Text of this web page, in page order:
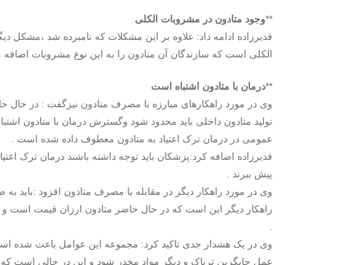
**وجود متادون در مشروبات الکلی
قدیرزاده ادامه داد: علاوه بر این مشکلات که نامبرده شد ،مشکل
الکلی است که سازندگان آن متادون را به این نوع مشروبات اضافه
**درمان با متادون اشتباه است
وی در مورد راهکارهای مبارزه با مصرف متادون نیزگفت : در حال
تولید متادون داخلی باید محدود شود وگسترش درمان با متادون
عمومی در درمان ترک اعتیاد به متادون معطوف داده شده است .
قدیرزاده اضافه کرد:پزشکان باید توجه داشته باشند درمان ترک
پیش ببرند .
وی در مورد راهکار دیگر در مقابله با مصرف متادون افزود
راهکار دیگر این است که در حال حاضر متادون ارزان قیمت است و
.
وی در یک هشدار جدی تاکید کرد: مجموعه این عوامل باعث شده
عمل جایگزین تریاک و دیگر مواد مخدر شود و این در حالی است